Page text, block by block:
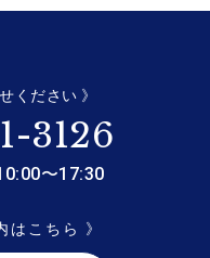
ください 》
3126
〜17:30
はこちら 》